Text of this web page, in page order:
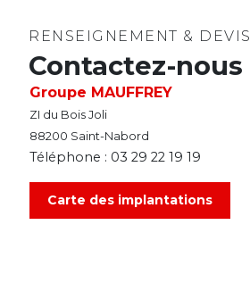
RENSEIGNEMENT & DEVIS
Contactez-nous
Groupe MAUFFREY
ZI du Bois Joli
88200 Saint-Nabord
Téléphone : 03 29 22 19 19
Carte des implantations